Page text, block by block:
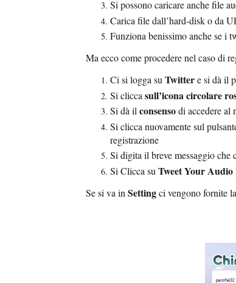
Si possono caricare anche file
Carica file dall’hard-disk o da
Funziona benissimo anche se i
Ma ecco come procedere nel caso di
Ci si logga su Twittere si dà il
Si clicca sull’icona circolare
Si dà il consensodi accedere al
Si clicca nuovamente sul
registrazione
Si digita il breve messaggio che
Si Clicca su Tweet Your Audio
Se si va in Settingci vengono fornite la